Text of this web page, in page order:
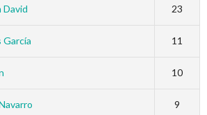
David 23
García 11
10
9